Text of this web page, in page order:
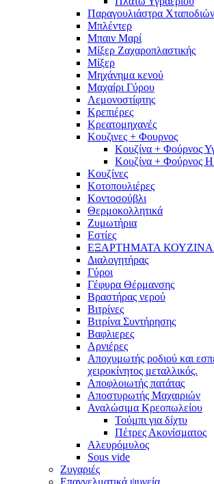
Παραγουλιάστρα Χταποδιών
Μπλέντερ
Μπαιν Μαρί
Μίξερ Ζαχαροπλαστικής
Μίξερ
Μηχάνημα κενού
Μαχαίρι Γύρου
Λεμονοστίφτης
Κρεπιέρες
Κρεατομηχανές
Κουζινες + Φουρνος
Κουζίνα + Φούρνος
Κουζίνα + Φούρνος
Κουζίνες
Κοτοπουλιέρες
Κοντοσούβλι
Θερμοκολλητικά
Ζυμωτήρια
Εστίες
ΕΞΑΡΤΗΜΑΤΑ
Διαλογητήρας
Γύροι
Γέφυρα Θέρμανσης
Βραστήρας νερού
Βιτρίνες
Βιτρίνα Συντήρησης
Βαφλιερες
Αρνιέρες
Αποχυμωτής ροδιού και
χειροκίνητος μεταλλικός.
Αποφλοιωτής πατάτας
Αποστυρωτής Μαχαιριών
Αναλώσιμα Κρεοπωλείου
Τούμπι για δίχτυ
Πέτρες Ακονίσματος
Αλευρόμυλος
Sous vide
Ζυγαριές